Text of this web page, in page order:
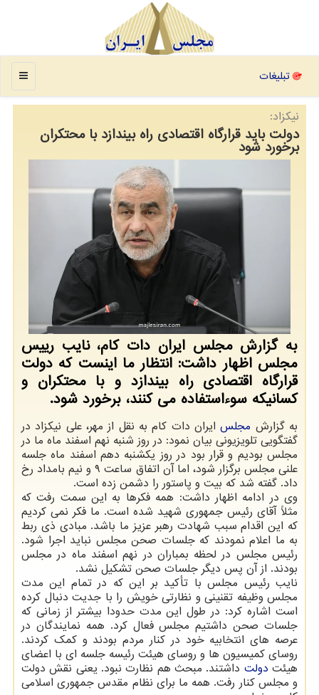
منو تبلیغات
نیکزاد:
دولت باید قرارگاه اقتصادی راه بیندازد با محتکران
برخورد شود
به گزارش مجلس ایران دات کام، نایب رییس
مجلس اظهار داشت: انتظار ما اینست که دولت
قرارگاه اقتصادی راه بیندازد و با محتکران و
کسانیکه سوءاستفاده می کنند، برخورد شود.
به گزارش مجلسایران دات کام به نقل از مهر، علی نیکزاد در
گفتگویی تلویزیونی بیان نمود: در روز شنبه نهم اسفند ماه ما در
مجلس بودیم و قرار بود در روز یکشنبه دهم اسفند ماه جلسه
علنی مجلس برگزار شود، اما آن اتفاق ساعت ۹ و نیم بامداد رخ
داد. گفته شد که بیت و پاستور را دشمن زده است.
وی در ادامه اظهار داشت: همه فکرها به این سمت رفت که
مثلاً آقای رئیس جمهوری شهید شده است. ما فکر نمی کردیم
که این اقدام سبب شهادت رهبر عزیز ما باشد. مبادی ذی ربط
به ما اعلام نمودند که جلسات صحن مجلس نباید اجرا شود.
رئیس مجلس در لحظه بمباران در نهم اسفند ماه در مجلس
بودند. از آن پس دیگر جلسات صحن تشکیل نشد.
نایب رئیس مجلس با تأکید بر این که در تمام این مدت
مجلس وظیفه تقنینی و نظارتی خویش را با جدیت دنبال کرده
است اشاره کرد: در طول این مدت حدودا بیشتر از زمانی که
جلسات صحن داشتیم مجلس فعال کرد. همه نمایندگان در
عرصه های انتخابیه خود در کنار مردم بودند و کمک کردند.
روسای کمیسیون ها و روسای هیئت رئیسه جلسه ای با اعضای
هیئت دولت داشتند. مبحث هم نظارت نبود. یعنی نقش دولت
و مجلس کنار رفت. همه ما برای نظام مقدس جمهوری اسلامی